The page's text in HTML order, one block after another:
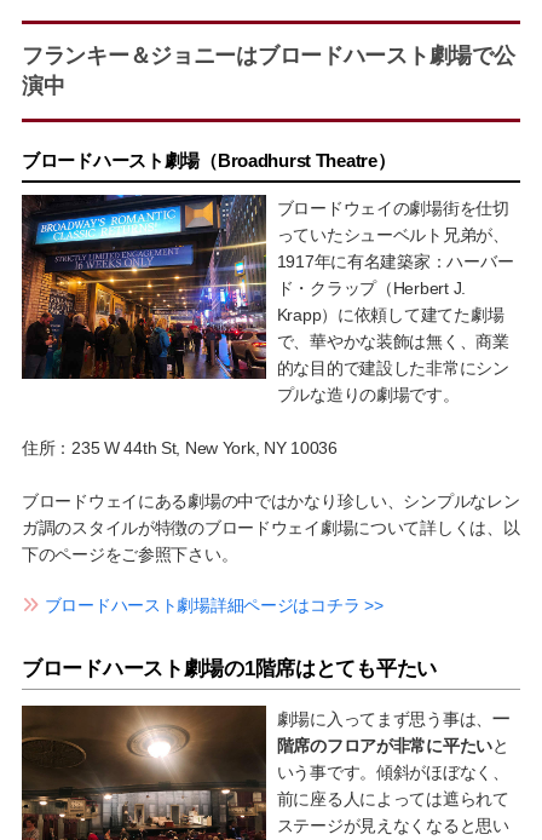
フランキー＆ジョニーはブロードハースト劇場で公
演中
ブロードハースト劇場（Broadhurst Theatre）
ブロードウェイの劇場街を仕切
っていたシューベルト兄弟が、
1917年に有名建築家：ハーバー
ド・クラップ（Herbert J.
Krapp）に依頼して建てた劇場
で、華やかな装飾は無く、商業
的な目的で建設した非常にシン
プルな造りの劇場です。
住所：235 W 44th St, New York, NY 10036
ブロードウェイにある劇場の中ではかなり珍しい、シンプルなレン
ガ調のスタイルが特徴のブロードウェイ劇場について詳しくは、以
下のページをご参照下さい。
ブロードハースト劇場詳細ページはコチラ >>
ブロードハースト劇場の1階席はとても平たい
劇場に入ってまず思う事は、一
階席のフロアが非常に平たいと
いう事です。傾斜がほぼなく、
前に座る人によっては遮られて
ステージが見えなくなると思い